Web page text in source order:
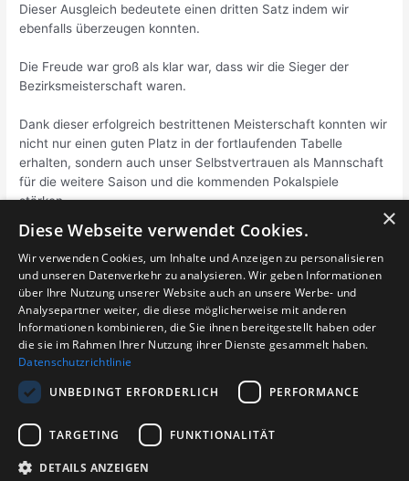
Dieser Ausgleich bedeutete einen dritten Satz indem wir
ebenfalls überzeugen konnten.
Die Freude war groß als klar war, dass wir die Sieger der
Bezirksmeisterschaft waren.
Dank dieser erfolgreich bestrittenen Meisterschaft konnten wir
nicht nur einen guten Platz in der fortlaufenden Tabelle
erhalten, sondern auch unser Selbstvertrauen als Mannschaft
für die weitere Saison und die kommenden Pokalspiele
stärken.
Beitragsnavigation
←Vorheriger
Beitrag
Nächster Beitrag
→
Login für Abteilungen
×
Diese Webseite verwendet Cookies.
Wir verwenden Cookies, um Inhalte und Anzeigen zu personalisieren
und unseren Datenverkehr zu analysieren. Wir geben Informationen
über Ihre Nutzung unserer Website auch an unsere Werbe- und
Analysepartner weiter, die diese möglicherweise mit anderen
Informationen kombinieren, die Sie ihnen bereitgestellt haben oder
die sie im Rahmen Ihrer Nutzung ihrer Dienste gesammelt haben.
Datenschutzrichtlinie
UNBEDINGT ERFORDERLICH
PERFORMANCE
TARGETING FUNKTIONALITÄT
DETAILS ANZEIGEN